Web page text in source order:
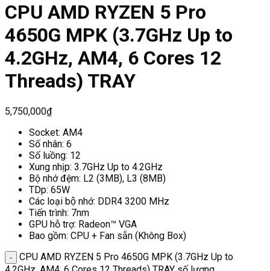
CPU AMD RYZEN 5 Pro
4650G MPK (3.7GHz Up to
4.2GHz, AM4, 6 Cores 12
Threads) TRAY
5,750,000₫
Socket: AM4
Số nhân: 6
Số luồng: 12
Xung nhịp: 3.7GHz Up to 4.2GHz
Bộ nhớ đệm: L2 (3MB), L3 (8MB)
TDp: 65W
Các loại bộ nhớ: DDR4 3200 MHz
Tiến trình: 7nm
GPU hỗ trợ: Radeon™ VGA
Bao gồm: CPU + Fan sẵn (Không Box)
CPU AMD RYZEN 5 Pro 4650G MPK (3.7GHz Up to